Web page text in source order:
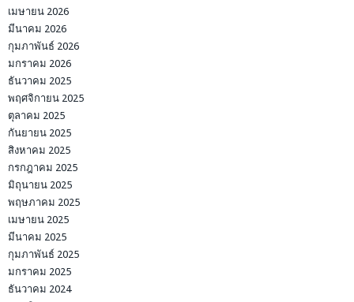
เมษายน 2026
มีนาคม 2026
กุมภาพันธ์ 2026
มกราคม 2026
ธันวาคม 2025
พฤศจิกายน 2025
ตุลาคม 2025
กันยายน 2025
สิงหาคม 2025
กรกฎาคม 2025
มิถุนายน 2025
พฤษภาคม 2025
เมษายน 2025
มีนาคม 2025
กุมภาพันธ์ 2025
มกราคม 2025
ธันวาคม 2024